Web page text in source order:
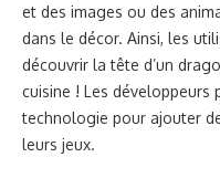
et des images ou des
dans le décor. Ainsi, les
découvrir la tête d’un
cuisine ! Les
technologie pour ajouter
leurs jeux.